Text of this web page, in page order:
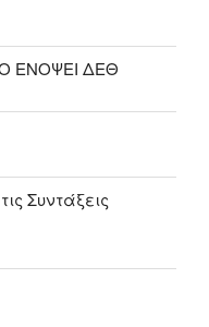
ΕΝΟΨΕΙ ΔΕΘ
Συντάξεις